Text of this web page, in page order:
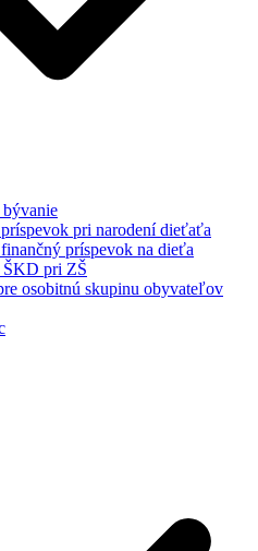
bývanie
pri narodení dieťaťa
príspevok na dieťa
ŠKD pri ZŠ
osobitnú skupinu obyvateľov